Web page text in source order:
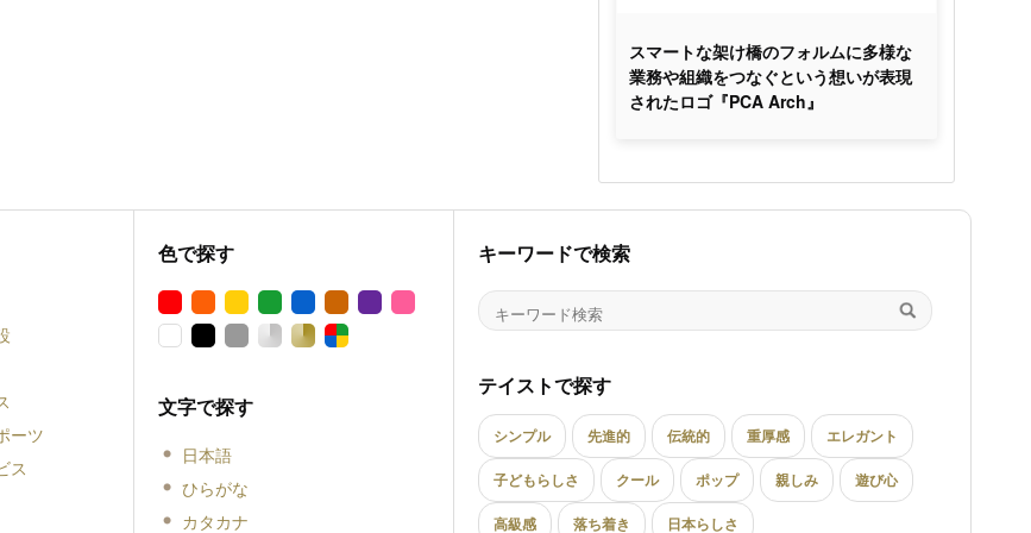
スマートな架け橋のフォルムに多様な
業務や組織をつなぐという想いが表現
されたロゴ『PCA Arch』
ーツ
ス
色で探す
文字で探す
日本語
ひらがな
カタカナ
キーワードで検索
テイストで探す
シンプル 先進的 伝統的 重厚感 エレガント
子どもらしさ クール ポップ 親しみ 遊び心
高級感 落ち着き 日本らしさ